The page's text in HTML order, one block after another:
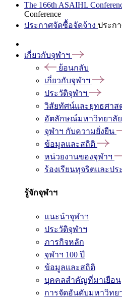
The 166th ASAIHL
Conference
ประกาศจัดซื้อจัดจ้าง ประก
เกี่ยวกับจุฬาฯ
ย้อนกลับ
เกี่ยวกับจุฬาฯ
ประวัติจุฬาฯ
วิสัยทัศน์และยุทธศาส
อัตลักษณ์มหาวิทยาลัย
จุฬาฯ กับความยั่งยืน
ข้อมูลและสถิติ
หน่วยงานของจุฬาฯ
ร้องเรียนทุจริตและป
รู้จักจุฬาฯ
แนะนำจุฬาฯ
ประวัติจุฬาฯ
ภารกิจหลัก
จุฬาฯ 100 ปี
ข้อมูลและสถิติ
บุคคลสำคัญที่มาเยือน
การจัดอันดับมหาวิทย